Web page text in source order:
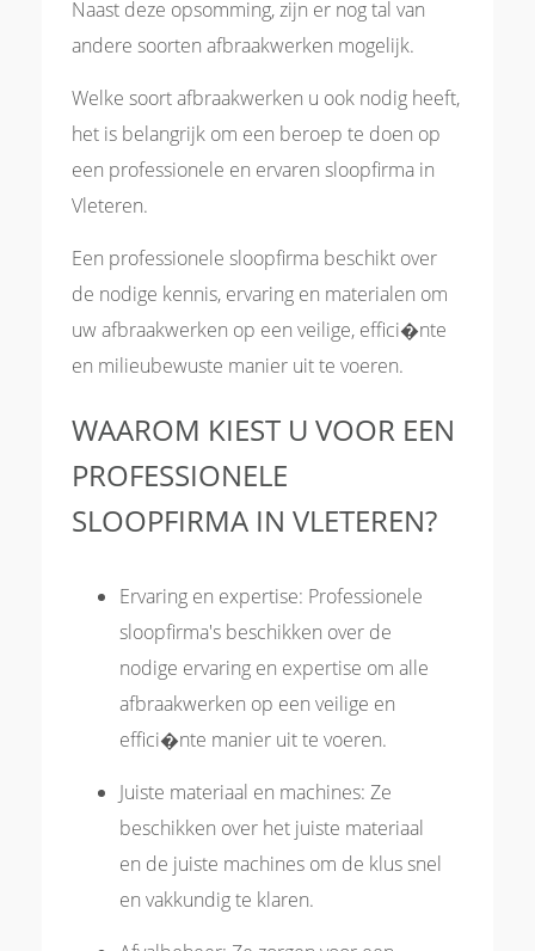
Naast deze opsomming, zijn er nog tal van
andere soorten afbraakwerken mogelijk.
Welke soort afbraakwerken u ook nodig heeft,
het is belangrijk om een beroep te doen op
een professionele en ervaren sloopfirma in
Vleteren.
Een professionele sloopfirma beschikt over
de nodige kennis, ervaring en materialen om
uw afbraakwerken op een veilige, effici�nte
en milieubewuste manier uit te voeren.
WAAROM KIEST U VOOR EEN
PROFESSIONELE
SLOOPFIRMA IN VLETEREN?
Ervaring en expertise: Professionele
sloopfirma's beschikken over de
nodige ervaring en expertise om alle
afbraakwerken op een veilige en
effici�nte manier uit te voeren.
Juiste materiaal en machines: Ze
beschikken over het juiste materiaal
en de juiste machines om de klus snel
en vakkundig te klaren.